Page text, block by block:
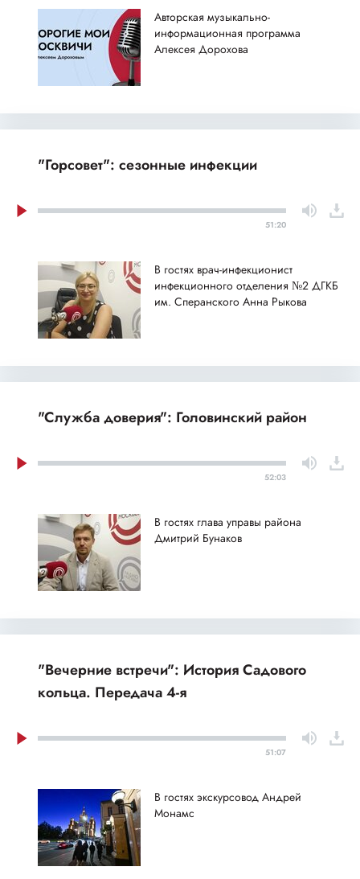
Авторская музыкально-
информационная программа
Алексея Дорохова
"Горсовет": сезонные инфекции
51:20
В гостях врач-инфекционист
инфекционного отделения №2 ДГКБ
им. Сперанского Анна Рыкова
"Служба доверия": Головинский район
52:03
В гостях глава управы района
Дмитрий Бунаков
"Вечерние встречи": История Садового
кольца. Передача 4-я
51:07
В гостях экскурсовод Андрей
Монамс